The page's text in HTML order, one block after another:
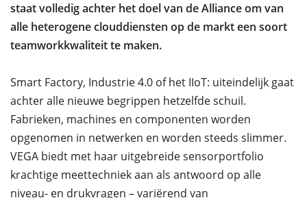
staat volledig achter het doel van de Alliance om van
alle heterogene clouddiensten op de markt een soort
teamworkkwaliteit te maken.
Smart Factory, Industrie 4.0 of het IIoT: uiteindelijk gaat
achter alle nieuwe begrippen hetzelfde schuil.
Fabrieken, machines en componenten worden
opgenomen in netwerken en worden steeds slimmer.
VEGA biedt met haar uitgebreide sensorportfolio
krachtige meettechniek aan als antwoord op alle
niveau- en drukvragen – variërend van